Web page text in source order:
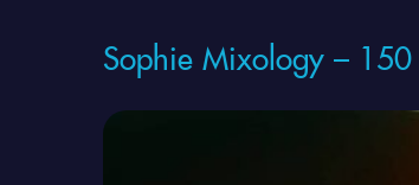
Sophie Mixology –